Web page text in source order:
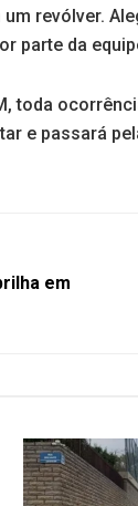
revólver.
parte da
toda
e passará
em